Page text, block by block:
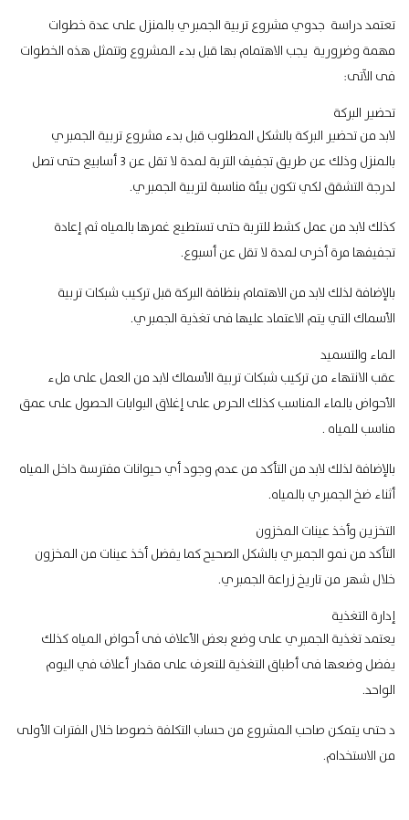
تعتمد دراسة جدوي مشروع تربية الجمبري بالمنزل على عدة خطوات
مهمة وضرورية يجب الاهتمام بها قبل بدء المشروع وتتمثل هذه الخطوات
فى الآتى:
تحضير البركة
لابد من تحضير البركة بالشكل المطلوب قبل بدء مشروع تربية الجمبري
بالمنزل وذلك عن طريق تجفيف التربة لمدة لا تقل عن 3 أسابيع حتى تصل
لدرجة التشقق لكي تكون بيئة مناسبة لتربية الجمبري.
كذلك لابد من عمل كشط للتربة حتى تستطيع غمرها بالمياه ثم إعادة
تجفيفها مرة أخرى لمدة لا تقل عن أسبوع.
بالإضافة لذلك لابد من الاهتمام بنظافة البركة قبلتركيب شبكات تربية
الأسماك التي يتم الاعتماد عليها فى تغذية الجمبري.
الماء والتسميد
عقب الانتهاء من تركيب شبكات تربية الأسماك لابد من العمل على ملء
الأحواض بالماء المناسب كذلك الحرص على إغلاق البوابات الحصول على عمق
مناسب للمياه .
بالإضافة لذلك لابد من التأكد من عدم وجود أي حيوانات مفترسة داخل المياه
أثناء ضخ الجمبري بالمياه.
التخزين وأخذ عينات المخزون
التأكد من نمو الجمبري بالشكل الصحيح كما يفضل أخذ عينات من المخزون
خلال شهر من تاريخ زراعة الجمبري.
إدارة التغذية
يعتمد تغذية الجمبري على وضع بعض الأعلاف فى أحواض المياه كذلك
يفضل وضعها فى أطباق التغذية للتعرف على مقدار أعلاف في اليوم
الواحد.
د حتى يتمكن صاحب المشروع من حساب التكلفة خصوصا خلال الفترات الأولى
من الاستخدام.